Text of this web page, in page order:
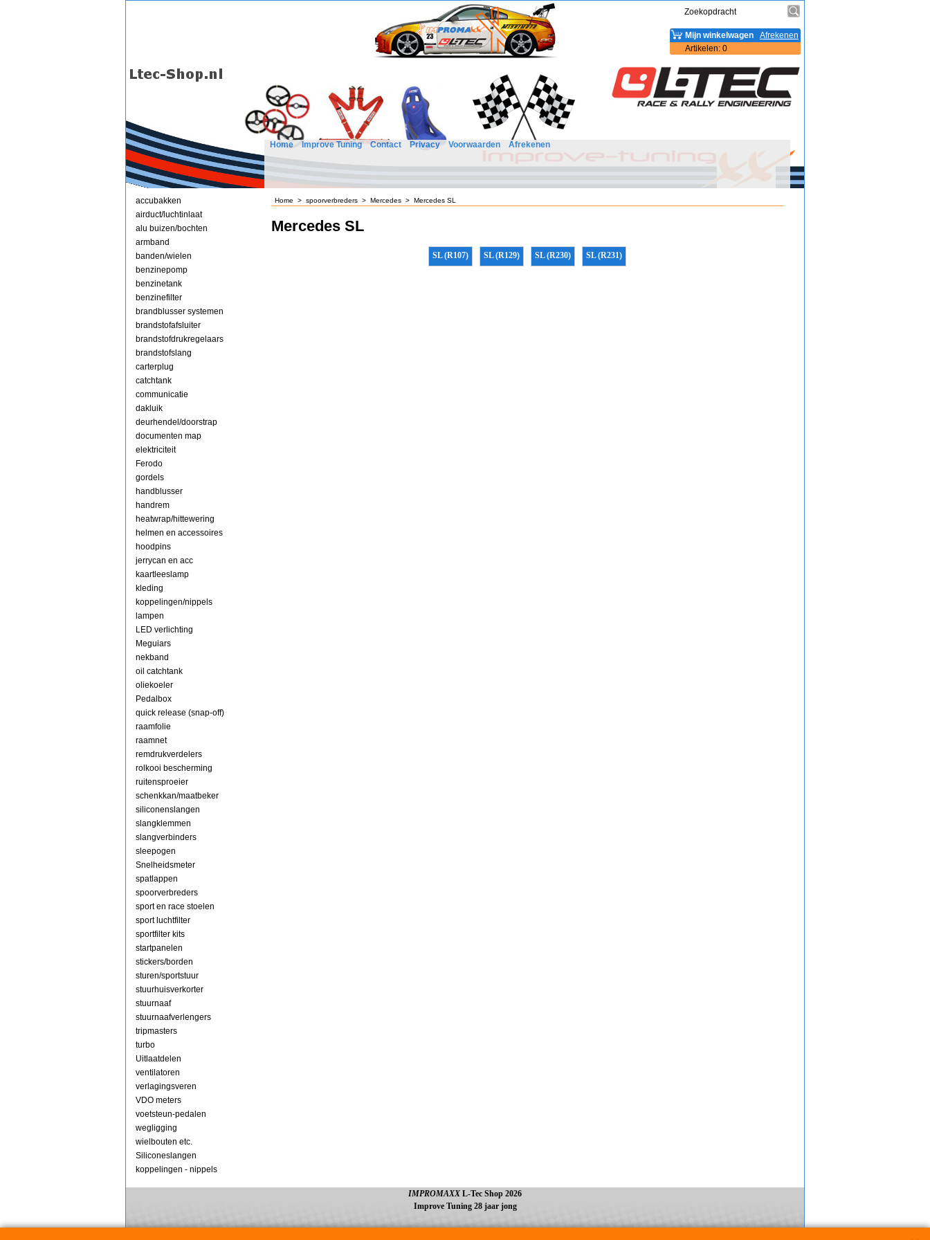
Afrekenen
Mijn winkelwagen
Artikelen: 0
Home Improve Tuning Contact Privacy Voorwaarden Afrekenen
accubakken
airduct/luchtinlaat
alu buizen/bochten
armband
banden/wielen
benzinepomp
benzinetank
benzinefilter
brandblusser systemen
brandstofafsluiter
brandstofdrukregelaars
brandstofslang
carterplug
catchtank
communicatie
dakluik
deurhendel/doorstrap
documenten map
elektriciteit
Ferodo
gordels
handblusser
handrem
heatwrap/hittewering
helmen en accessoires
hoodpins
jerrycan en acc
kaartleeslamp
kleding
koppelingen/nippels
lampen
LED verlichting
Meguiars
nekband
oil catchtank
oliekoeler
Pedalbox
quick release (snap-off)
raamfolie
raamnet
remdrukverdelers
rolkooi bescherming
ruitensproeier
schenkkan/maatbeker
siliconenslangen
slangklemmen
slangverbinders
sleepogen
Snelheidsmeter
spatlappen
spoorverbreders
sport en race stoelen
sport luchtfilter
sportfilter kits
startpanelen
stickers/borden
sturen/sportstuur
stuurhuisverkorter
stuurnaaf
stuurnaafverlengers
tripmasters
turbo
Uitlaatdelen
ventilatoren
verlagingsveren
VDO meters
voetsteun-pedalen
wegligging
wielbouten etc.
Siliconeslangen
koppelingen - nippels
Home > spoorverbreders > Mercedes > Mercedes SL
Mercedes SL
SL (R107) SL (R129) SL (R230) SL (R231)
IMPROMAXX L-Tec Shop 2026
Improve Tuning 28 jaar jong